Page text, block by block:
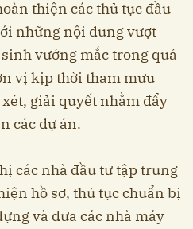
thiện các thủ tục đầu
những nội dung vượt
vướng mắc trong quá
vị kịp thời tham mưu
giải quyết nhằm đẩy
các dự án.
các nhà đầu tư tập trung
hồ sơ, thủ tục chuẩn bị
và đưa các nhà máy